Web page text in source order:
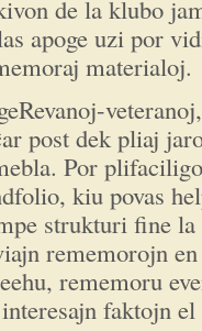
de la klubo
apoge uzi por
materialoj.
post dek pliaj
Por
kiu povas
strukturi fine
rememorojn
rememoru
faktojn